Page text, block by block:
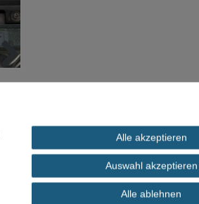
Alle akzeptieren
Auswahl akzeptieren
Alle ablehnen